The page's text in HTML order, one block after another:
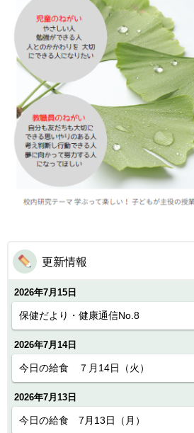
更新情報
2026年7月15日
保健だより・健康通信No.8
2026年7月14日
今日の給食 ７月14日（火）
2026年7月13日
今日の給食 7月13日（月）